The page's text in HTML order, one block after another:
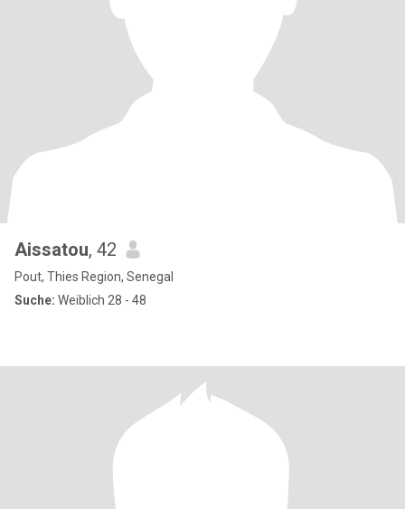
Aissatou, 42
Pout, Thies Region, Senegal
Suche: Weiblich 28 - 48